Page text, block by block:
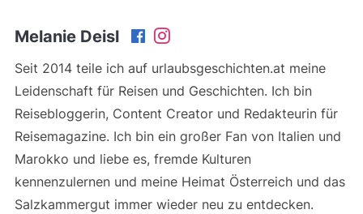
Melanie Deisl
Seit 2014 teile ich auf urlaubsgeschichten.at meine
Leidenschaft für Reisen und Geschichten. Ich bin
Reisebloggerin, Content Creator und Redakteurin für
Reisemagazine. Ich bin ein großer Fan von Italien und
Marokko und liebe es, fremde Kulturen
kennenzulernen und meine Heimat Österreich und das
Salzkammergut immer wieder neu zu entdecken.